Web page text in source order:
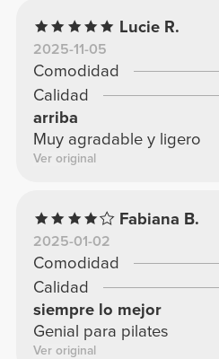
Lucie R.
2025-11-05
Comodidad
Calidad
arriba
Muy agradable y ligero
Ver original
Fabiana B.
2025-01-02
Comodidad
Calidad
siempre lo mejor
Genial para pilates
Ver original